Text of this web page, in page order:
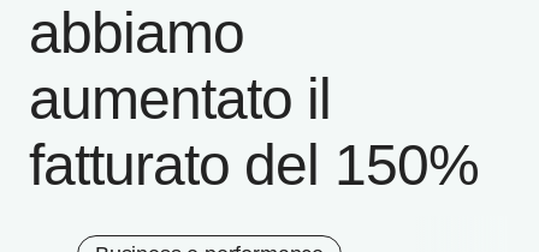
abbiamo
aumentato il
fatturato del 150%